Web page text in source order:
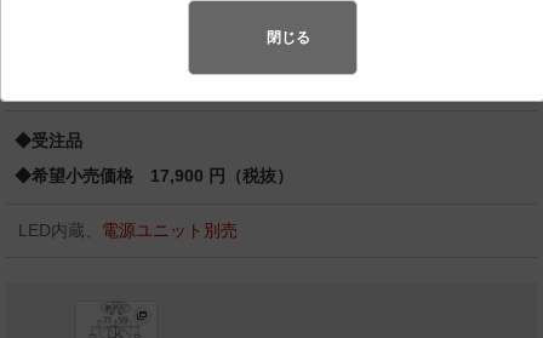
要望にお応えできる商品群です。）
◆受注品
◆希望小売価格 17,900 円（税抜）
LED内蔵、 電源ユニット別売
閉じる